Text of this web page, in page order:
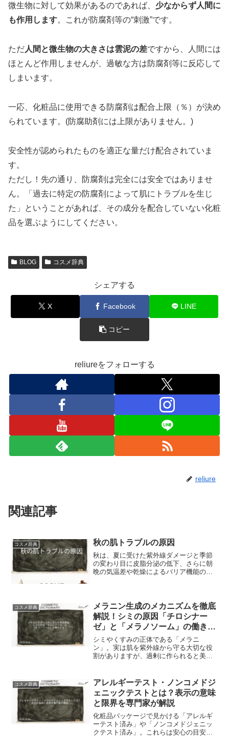
微生物に対して効果があるのであれば、 少なからず人間に
も作用します。これが防腐剤等の“刺激”です。
ただ人間と微生物の大きさは雲泥の差ですから、人間には
ほとんど作用しませんが、過敏な方は防腐剤等に反応して
しまいます。
一応、化粧品に使用できる防腐剤は配合上限（％）が決め
られています。(防腐助剤には上限がありません。)
安全性が認められたものを適正な量だけ配合されていま
す。
ただし！先の通り、防腐剤は完全には安全ではありませ
ん。「過去に特定の防腐剤によって肌にトラブルを生じ
た」ということがあれば、その成分を配合していない化粧
品を選ぶようにしてください。
BLOG コスメ辞典
シェアする
X Facebook LINE
コピー
reliureをフォローする
reliure
関連記事
コスメ辞典 秋の肌トラブルの原因
秋は、夏に受けた紫外線ダメージと季節
の変わり目に皮脂分泌の低下、さらに朝
晩の気温差や乾燥によるバリア機能の低
よる「温度と湿度の低下」...
コスメ辞典
メラニン生成のメカニズムを徹底
解説！シミの原因「チロシナー
ゼ」と「メラノソーム」の働きと
は？
シミやくすみの正体である「メラニ
ン」。実は肌を紫外線から守る大切な役
割がありますが、過剰に作られると美容
ニンの運び屋「メラノソーム」の働きを
中心に、その複雑な仕組みを皮...
コスメ辞典
アレルギーテスト・ノンコメドジ
ェニックテストとは？表示の意味
と限界を専門家が解説
化粧品パッケージで見かける「アレルギ
ーテスト済み」や「ノンコメドジェニッ
クテスト済み」。これらは安心の目安で